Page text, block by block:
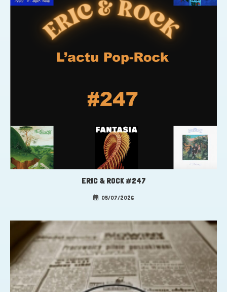
ERIC & ROCK #247
05/07/2026